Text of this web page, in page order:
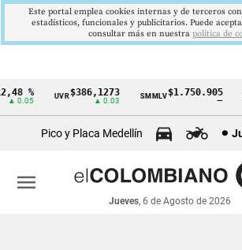
Cintillo
económicos
Colombia
%
0.05
UVR$386,1273
▲ 0.03
SMMLV$1.750.905
Pico y Placa Medellín
Jueves, 6 de Agosto de 2026
menu
Este portal emplea cookies internas y de terceros
estadísticos, funcionales y publicitarios. Puede
consultar más en nuestra politica de